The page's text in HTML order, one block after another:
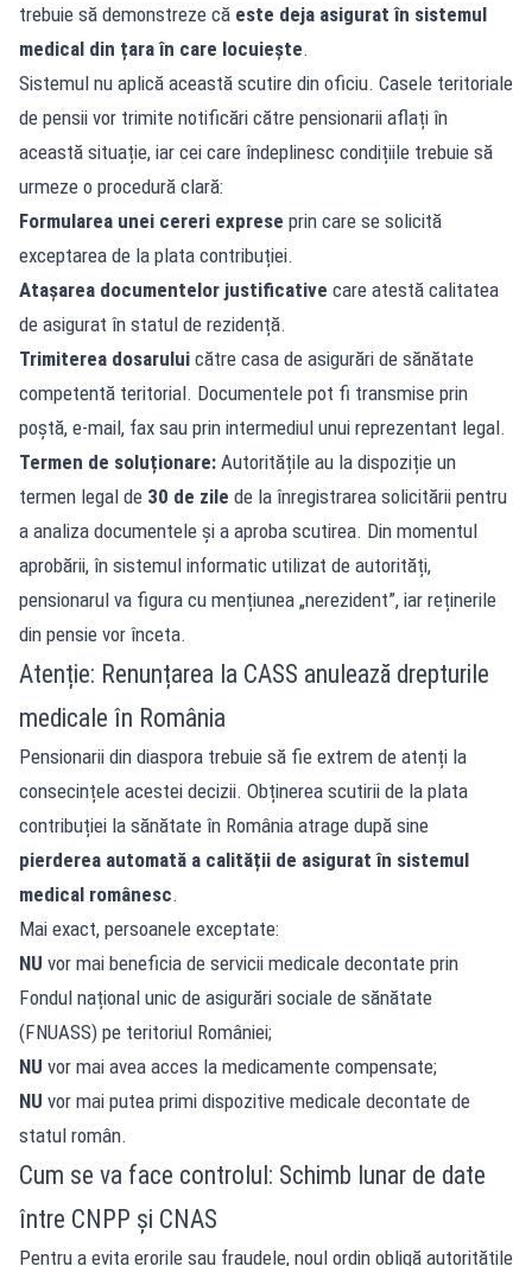
trebuie să demonstreze că este deja asigurat în sistemul
medical din țara în care locuiește.
Sistemul nu aplică această scutire din oficiu. Casele teritoriale
de pensii vor trimite notificări către pensionarii aflați în
această situație, iar cei care îndeplinesc condițiile trebuie să
urmeze o procedură clară:
Formularea unei cereri exprese prin care se solicită
exceptarea de la plata contribuției.
Atașarea documentelor justificative care atestă calitatea
de asigurat în statul de rezidență.
Trimiterea dosarului către casa de asigurări de sănătate
competentă teritorial. Documentele pot fi transmise prin
poștă, e-mail, fax sau prin intermediul unui reprezentant legal.
Termen de soluționare: Autoritățile au la dispoziție un
termen legal de 30 de zile de la înregistrarea solicitării pentru
a analiza documentele și a aproba scutirea. Din momentul
aprobării, în sistemul informatic utilizat de autorități,
pensionarul va figura cu mențiunea „nerezident”, iar reținerile
din pensie vor înceta.
Atenție: Renunțarea la CASS anulează drepturile
medicale în România
Pensionarii din diaspora trebuie să fie extrem de atenți la
consecințele acestei decizii. Obținerea scutirii de la plata
contribuției la sănătate în România atrage după sine
pierderea automată a calității de asigurat în sistemul
medical românesc.
Mai exact, persoanele exceptate:
NU vor mai beneficia de servicii medicale decontate prin
Fondul național unic de asigurări sociale de sănătate
(FNUASS) pe teritoriul României;
NU vor mai avea acces la medicamente compensate;
NU vor mai putea primi dispozitive medicale decontate de
statul român.
Cum se va face controlul: Schimb lunar de date
între CNPP și CNAS
Pentru a evita erorile sau fraudele, noul ordin obligă autoritățile